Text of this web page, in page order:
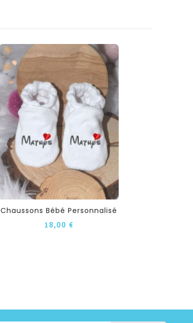
Chaussons Bébé Personnalisé
18,00 €